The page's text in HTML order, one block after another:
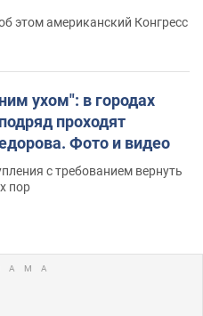
этом американский Конгресс
ухом": в городах
проходят
Фото и видео
с требованием вернуть
пор